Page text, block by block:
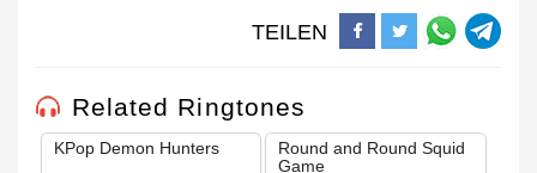
TEILEN
Related Ringtones
KPop Demon Hunters
Round and Round Squid
Game